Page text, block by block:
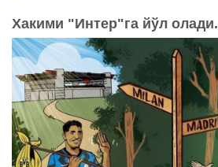
Хакими "Интер"га йўл олади.